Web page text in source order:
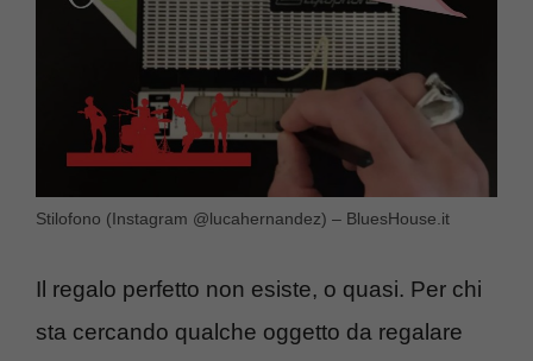
Stilofono (Instagram @lucahernandez) – BluesHouse.it
Il regalo perfetto non esiste, o quasi. Per chi
sta cercando qualche oggetto da regalare